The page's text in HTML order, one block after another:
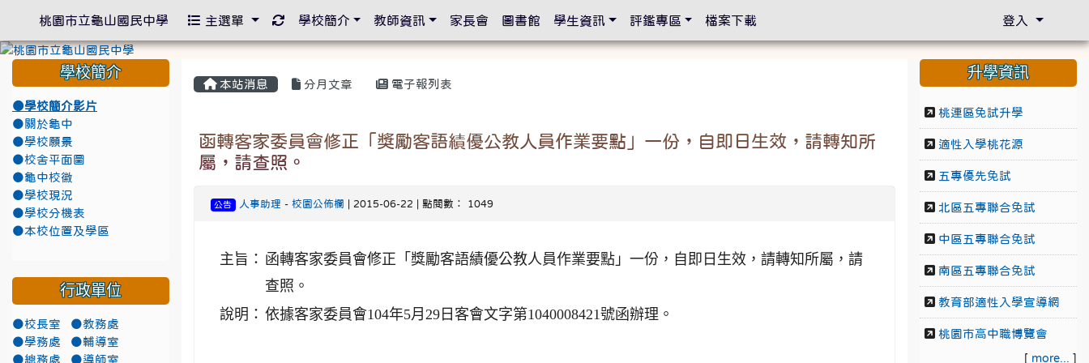
本站消息 分月文章 電子報列表
函轉客家委員會修正「獎勵客語績優公教人員作業要點」一份，自即日生效，請轉知所
屬，請查照。
公告 人事助理 - 校園公佈欄 | 2015-06-22 | 點閱數： 1049
主旨： 函轉客家委員會修正「獎勵客語績優公教人員作業要點」一份，自即日生效，請轉知所屬，請
查照。
說明： 依據客家委員會104年5月29日客會文字第1040008421號函辦理。
學校簡介
●學校簡介影片
●關於龜中
●學校願景
●校舍平面圖
●龜中校徽
●學校現況
●學校分機表
●本校位置及學區
行政單位
●校長室
●教務處
●學務處
●輔導室
●總務處
●導師室
升學資訊
桃連區免試升學
適性入學桃花源
五專優先免試
北區五專聯合免試
中區五專聯合免試
南區五專聯合免試
教育部適性入學宣導網
桃園市高中職博覽會
[ more... ]
桃園市立龜山國民中學 主選單 重新取得佈景設定
學校簡介 教師資訊 家長會 圖書館 學生資訊 評鑑專區 檔案下載 登入